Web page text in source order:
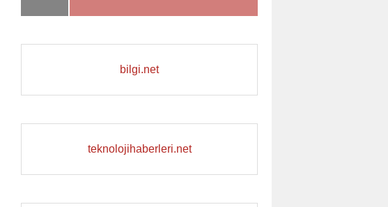
bilgi.net
teknolojihaberleri.net